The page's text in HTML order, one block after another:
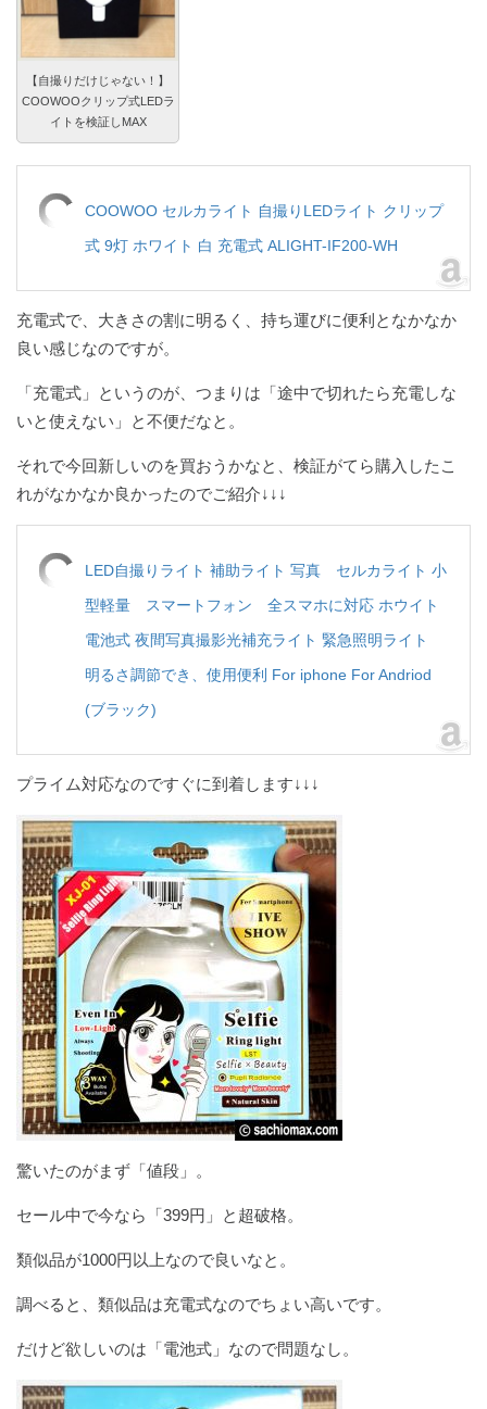
【自撮りだけじゃない！】
COOWOOクリップ式LEDラ
イトを検証しMAX
COOWOO セルカライト 自撮りLEDライト クリップ
式 9灯 ホワイト 白 充電式 ALIGHT-IF200-WH
充電式で、大きさの割に明るく、持ち運びに便利となかなか
良い感じなのですが。
「充電式」というのが、つまりは「途中で切れたら充電しな
いと使えない」と不便だなと。
それで今回新しいのを買おうかなと、検証がてら購入したこ
れがなかなか良かったのでご紹介↓↓↓
LED自撮りライト 補助ライト 写真 セルカライト 小
型軽量 スマートフォン 全スマホに対応 ホウイト
電池式 夜間写真撮影光補充ライト 緊急照明ライト
明るさ調節でき、使用便利 For iphone For Andriod
(ブラック)
プライム対応なのですぐに到着します↓↓↓
驚いたのがまず「値段」。
セール中で今なら「399円」と超破格。
類似品が1000円以上なので良いなと。
調べると、類似品は充電式なのでちょい高いです。
だけど欲しいのは「電池式」なので問題なし。